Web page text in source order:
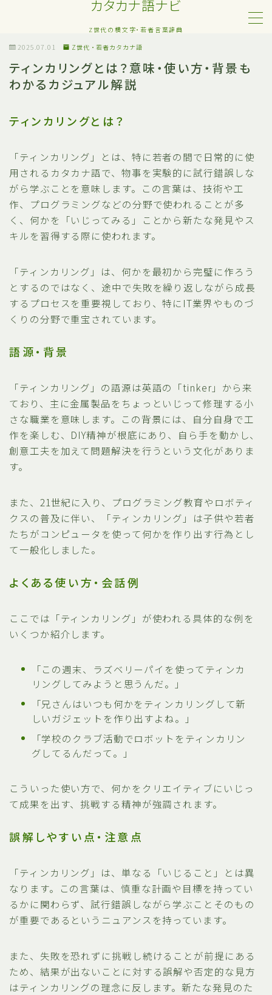
カタカナ語ナビ
Z世代の横文字・若者言葉辞典
MENU
Z世代・若者カタカナ語
ネット・SNS用語
日常でよく聞く流行語
略語・造語
2025.07.01 Z世代・若者カタカナ語
ティンカリングとは？意味・使い方・背景も
わかるカジュアル解説
ティンカリングとは？
「ティンカリング」とは、特に若者の間で日常的に使
用されるカタカナ語で、物事を実験的に試行錯誤しな
がら学ぶことを意味します。この言葉は、技術や工
作、プログラミングなどの分野で使われることが多
く、何かを「いじってみる」ことから新たな発見やス
キルを習得する際に使われます。
「ティンカリング」は、何かを最初から完璧に作ろう
とするのではなく、途中で失敗を繰り返しながら成長
するプロセスを重要視しており、特にIT業界やものづ
くりの分野で重宝されています。
語源・背景
「ティンカリング」の語源は英語の「tinker」から来
ており、主に金属製品をちょっといじって修理する小
さな職業を意味します。この背景には、自分自身で工
作を楽しむ、DIY精神が根底にあり、自ら手を動かし、
創意工夫を加えて問題解決を行うという文化がありま
す。
また、21世紀に入り、プログラミング教育やロボティ
クスの普及に伴い、「ティンカリング」は子供や若者
たちがコンピュータを使って何かを作り出す行為とし
て一般化しました。
よくある使い方・会話例
ここでは「ティンカリング」が使われる具体的な例を
いくつか紹介します。
「この週末、ラズベリーパイを使ってティンカ
リングしてみようと思うんだ。」
「兄さんはいつも何かをティンカリングして新
しいガジェットを作り出すよね。」
「学校のクラブ活動でロボットをティンカリン
グしてるんだって。」
こういった使い方で、何かをクリエイティブにいじっ
て成果を出す、挑戦する精神が強調されます。
誤解しやすい点・注意点
「ティンカリング」は、単なる「いじること」とは異
なります。この言葉は、慎重な計画や目標を持ってい
るかに関わらず、試行錯誤しながら学ぶことそのもの
が重要であるというニュアンスを持っています。
また、失敗を恐れずに挑戦し続けることが前提にある
ため、結果が出ないことに対する誤解や否定的な見方
はティンカリングの理念に反します。新たな発見のた